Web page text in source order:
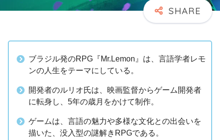
ブラジル発のRPG『Mr.Lemon』は、言語学者レモ
ンの人生をテーマにしている。
開発者のルリオ氏は、映画監督からゲーム開発者
に転身し、5年の歳月をかけて制作。
ゲームは、言語の魅力や多様な文化との出会いを
描いた、没入型の謎解きRPGである。